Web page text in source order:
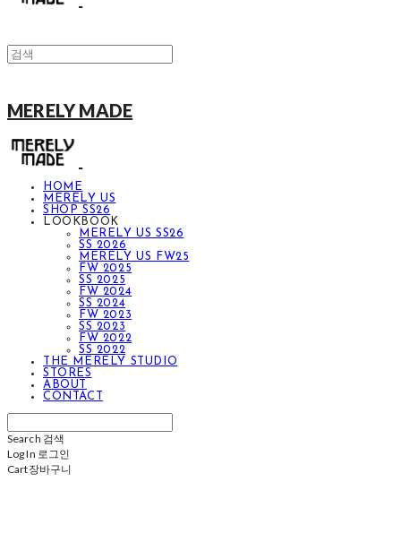
MERELY MADE
HOME
MERELY US
SHOP SS26
LOOKBOOK
MERELY US SS26
SS 2026
MERELY US FW25
FW 2025
SS 2025
FW 2024
SS 2024
FW 2023
SS 2023
FW 2022
SS 2022
THE MERELY STUDIO
STORES
ABOUT
CONTACT
Search 검색
Log In 로그인
Cart장바구니